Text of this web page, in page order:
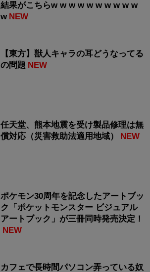
結果がこちらw w w w w w w w w w
w NEW
【東方】獣人キャラの耳どうなってる
の問題 NEW
任天堂、熊本地震を受け製品修理は無
償対応（災害救助法適用地域）
NEW
ポケモン30周年を記念したアートブッ
ク「ポケットモンスター ビジュアル
アートブック」が三冊同時発売決定！
NEW
カフェで長時間パソコン弄っている奴